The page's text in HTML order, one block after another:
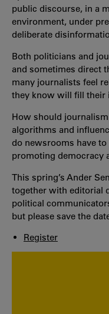
public discourse, in a
environment, under
deliberate
Both politicians and
and sometimes direct
many journalists feel
they know will fill their
How should
algorithms and
do newsrooms have
promoting democracy
This spring’s Ander
together with editorial
political
but please save the
Register